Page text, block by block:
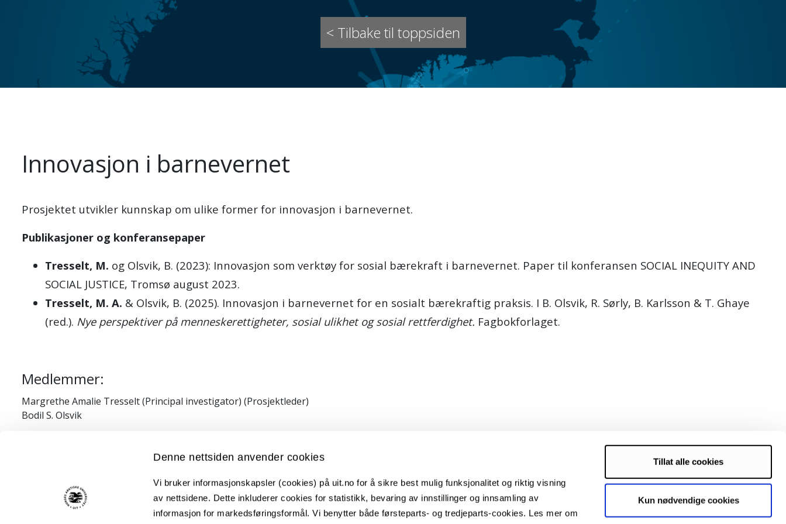
Denne nettsiden anvender cookies
Vi bruker informasjonskapsler (cookies) på uit.no for å sikre best mulig funksjonalitet og riktig visning
av nettsidene. Dette inkluderer cookies for statistikk, bevaring av innstillinger og innsamling av
informasjon for markedsføringsformål. Vi benytter både førsteparts- og tredjeparts-cookies. Les mer om
Tillat alle cookies
Kun nødvendige cookies
< Tilbake til toppsiden
Innovasjon i barnevernet
Prosjektet utvikler kunnskap om ulike former for innovasjon i barnevernet.
Publikasjoner og konferansepaper
Tresselt, M. og Olsvik, B. (2023): Innovasjon som verktøy for sosial bærekraft i barnevernet. Paper til konferansen SOCIAL INEQUITY AND
SOCIAL JUSTICE, Tromsø august 2023.
Tresselt, M. A. & Olsvik, B. (2025). Innovasjon i barnevernet for en sosialt bærekraftig praksis. I B. Olsvik, R. Sørly, B. Karlsson & T. Ghaye
(red.). Nye perspektiver på menneskerettigheter, sosial ulikhet og sosial rettferdighet. Fagbokforlaget.
Medlemmer:
Margrethe Amalie Tresselt (Principal investigator) (Prosjektleder)
Bodil S. Olsvik